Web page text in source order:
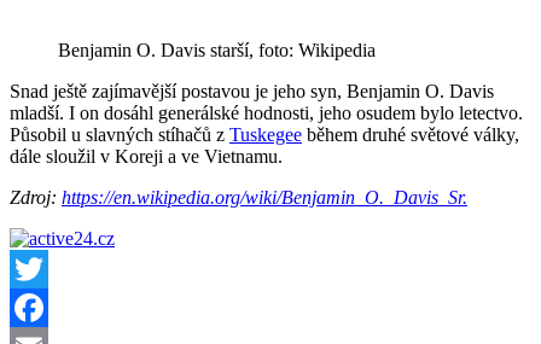
Benjamin O. Davis starší, foto: Wikipedia
Snad ještě zajímavější postavou je jeho syn, Benjamin O. Davis
mladší. I on dosáhl generálské hodnosti, jeho osudem bylo letectvo.
Působil u slavných stíhačů z Tuskegee během druhé světové války,
dále sloužil v Koreji a ve Vietnamu.
Zdroj: https://en.wikipedia.org/wiki/Benjamin_O._Davis_Sr.
Twitter